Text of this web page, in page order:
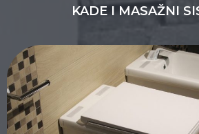
KADE I MASAŽNI